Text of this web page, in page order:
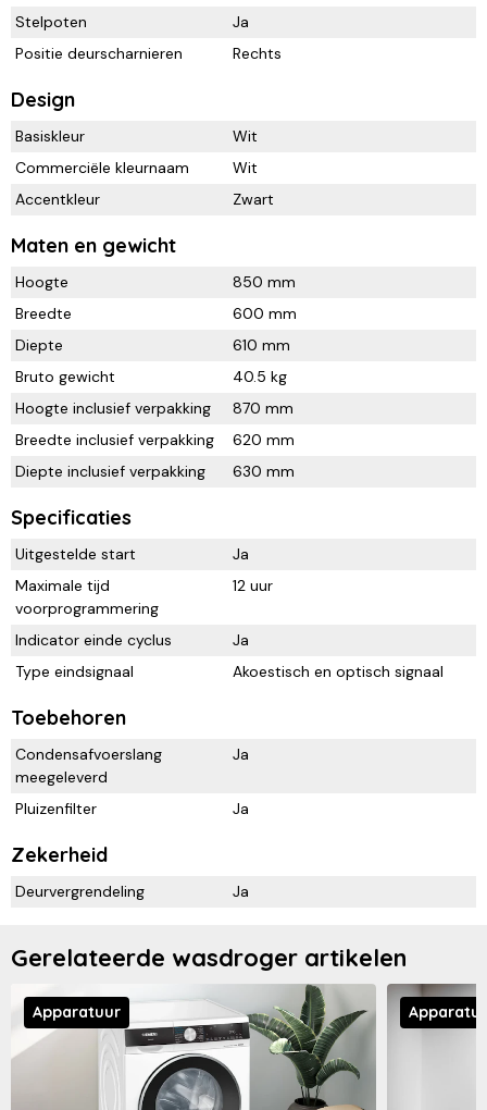
Stelpoten
Ja
Positie deurscharnieren
Rechts
Design
Basiskleur
Wit
Commerciële kleurnaam
Wit
Accentkleur
Zwart
Maten en gewicht
Hoogte
850 mm
Breedte
600 mm
Diepte
610 mm
Bruto gewicht
40.5 kg
Hoogte inclusief verpakking
870 mm
Breedte inclusief verpakking
620 mm
Diepte inclusief verpakking
630 mm
Specificaties
Uitgestelde start
Ja
Maximale tijd
voorprogrammering
12 uur
Indicator einde cyclus
Ja
Type eindsignaal
Akoestisch en optisch signaal
Toebehoren
Condensafvoerslang
meegeleverd
Ja
Pluizenfilter Ja
Zekerheid
Deurvergrendeling Ja
Gerelateerde wasdroger artikelen
Apparatuur